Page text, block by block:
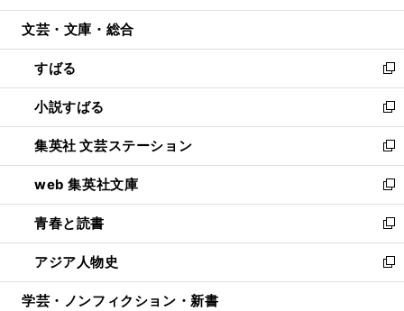
開
ウ
開
く
ン
ウ
で
開
く
ウ
ン
ド
ウ
で
開
く
文芸・文庫・総合
すばる
新
し
い
ウ
ィ
ン
ド
ウ
で
開
く
小説すばる
新
し
い
ウ
ィ
ン
ド
ウ
で
開
集英社 文芸ステーション
新
し
い
ウ
ィ
ン
ド
ウ
web 集英社文庫
新
し
い
ウ
ィ
ン
青春と読書
新
し
い
ウ
アジア人物史
新
し
学芸・ノンフィクション・新書